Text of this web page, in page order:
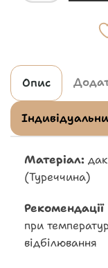
Опис
Матеріал:
(Туреччина)
при
відбілювання